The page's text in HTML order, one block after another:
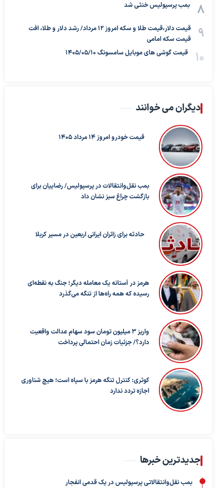
بمب پرسپولیس خنثی شد
قیمت دلار،قیمت طلا و سکه امروز ۱۲ مرداد/ رشد دلار و طلا، افت
قیمت سکه امامی
قیمت گوشی های موبایل سامسونگ 1405/05/10
دیگران می خوانند
قیمت خودرو امروز 14 مرداد 1405
بمب نقل‌وانتقالات در پرسپولیس/ رضاییان برای
بازگشت چراغ سبز نشان داد
حادثه برای زائران ایرانی اربعین در مسیر کربلا
هرمز در آستانه یک معامله دیگر؛ جنگ به نقطه‌ای
رسیده که همه راه‌ها از تنگه می‌گذرد
واریز ۳ میلیون تومان سود سهام عدالت واقعیت
دارد؟/ جزئیات زمان احتمالی پرداخت
کوثری: کنترل تنگه هرمز با سپاه است؛ هیچ شناوری
اجازه تردد ندارد
جدیدترین خبرها
بمب نقل‌وانتقالاتی پرسپولیس در یک قدمی انفجار